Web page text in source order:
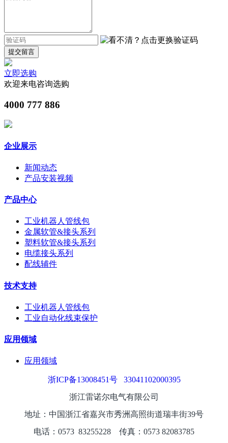
提交留言
立即选购
欢迎来电咨询选购
4000 777 886
企业展示
新闻动态
产品安装视频
产品中心
工业机器人管线包
金属软管&接头系列
塑料软管&接头系列
电缆接头系列
配线辅件
技术支持
工业机器人管线包
工业自动化线束保护
应用领域
应用领域
浙ICP备13008451号
33041102000395
浙江雷诺尔电气有限公司
地址：中国浙江省嘉兴市秀洲高照街道瑞丰街39号
电话：0573 83255228 传真：0573 82083785